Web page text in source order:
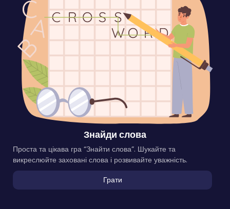
Знайди слова
Проста та цікава гра “Знайти слова”. Шукайте та
викреслюйте заховані слова і розвивайте уважність.
Грати